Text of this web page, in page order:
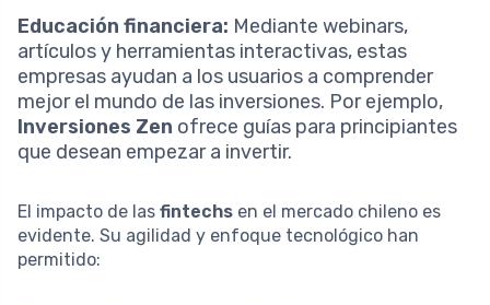
Educación financiera: Mediante webinars,
artículos y herramientas interactivas, estas
empresas ayudan a los usuarios a comprender
mejor el mundo de las inversiones. Por ejemplo,
Inversiones Zen ofrece guías para principiantes
que desean empezar a invertir.
El impacto de las fintechs en el mercado chileno es
evidente. Su agilidad y enfoque tecnológico han
permitido: